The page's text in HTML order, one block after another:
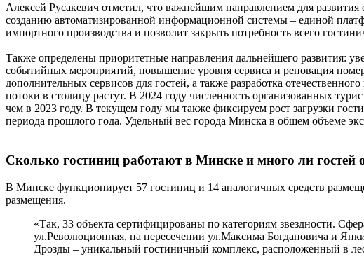
Алексей Русакевич отметил, что важнейшим направлением для
созданию автоматизированной информационной системы – единой
импортного производства и позволит закрыть потребность всего
Также определены приоритетные направления дальнейшего развития:
событийных мероприятий, повышение уровня сервиса и реновация
дополнительных сервисов для гостей, а также разработка
потоки в столицу растут. В 2024 году численность организованных
чем в 2023 году. В текущем году мы также фиксируем рост загрузки
периода прошлого года. Удельный вес города Минска в общем объеме
Сколько гостиниц работают в Минске и много ли гостей
В Минске функционирует 57 гостиниц и 14 аналогичных средств
размещения.
«Так, 33 объекта сертифицированы по категориям звездности.
ул.Революционная, на пересечении ул.Максима Богдановича и
Дрозды – уникальный гостиничный комплекс, расположенный в